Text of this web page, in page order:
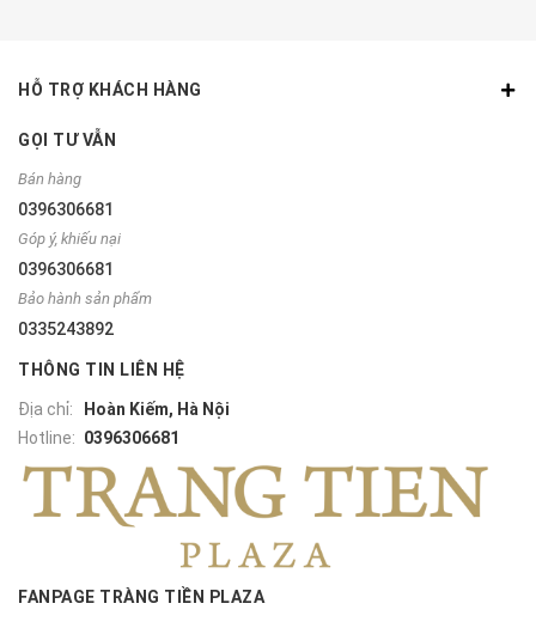
HỖ TRỢ KHÁCH HÀNG
GỌI TƯ VẪN
Bán hàng
0396306681
Góp ý, khiếu nại
0396306681
Bảo hành sản phẩm
0335243892
THÔNG TIN LIÊN HỆ
Địa chỉ:
Hoàn Kiếm, Hà Nội
Hotline: 0396306681
FANPAGE TRÀNG TIỀN PLAZA